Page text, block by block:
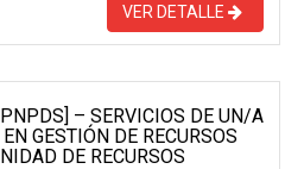
VER DETALLE
– SERVICIOS DE UN/A
GESTIÓN DE RECURSOS
DE RECURSOS